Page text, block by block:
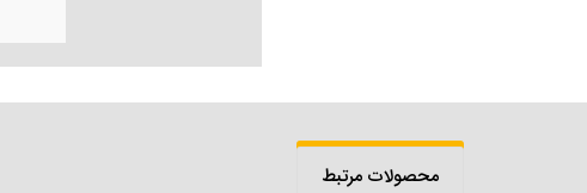
محصولات مرتبط